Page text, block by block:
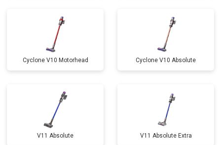
Cyclone V10 Motorhead Cyclone V10 Absolute
V11 Absolute V11 Absolute Extra